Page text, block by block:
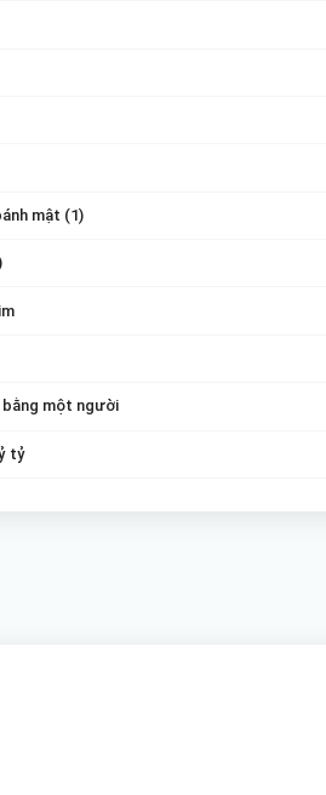
mật (1)
bằng một người
tỷ